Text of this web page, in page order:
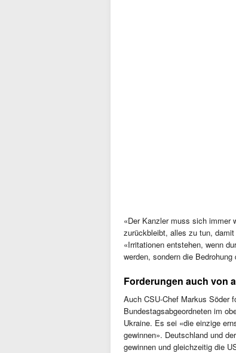
«Der Kanzler muss sich immer
zurückbleibt, alles zu tun,
«Irritationen entstehen, wenn
werden, sondern die
Forderungen auch von
Auch CSU-Chef Markus Söder
Bundestagsabgeordneten im
Ukraine. Es sei «die einzige
gewinnen». Deutschland und
gewinnen und gleichzeitig die